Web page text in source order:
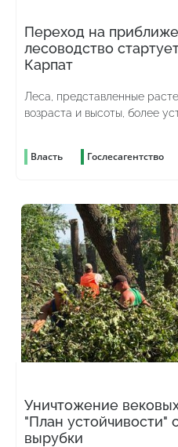
Переход на
лесоводство
Карпат
Леса, представленные
возраста и высоты, более
Власть Гослесагентство
Уничтожение
"План устойчивости"
вырубки